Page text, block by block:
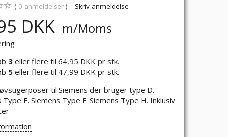
0 anmeldelser Skriv anmeldelse
DKK m/Moms
3 eller flere til64,95 DKKpr stk.
5 eller flere til 47,99 DKKpr stk.
til Siemens der bruger type D.
Type E. Siemens Type F. Siemens Type H. Inklusiv